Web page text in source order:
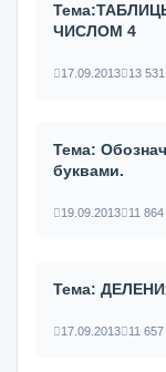
ЧИСЛОМ 4
17.09.2013 13 531
Тема:
буквами.
19.09.2013 11 864
Тема:
17.09.2013 11 657